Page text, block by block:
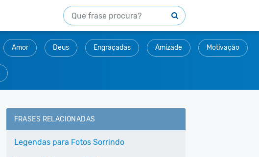
Amor Deus Engraçadas Amizade Motivação
FRASES RELACIONADAS
Legendas para Fotos Sorrindo